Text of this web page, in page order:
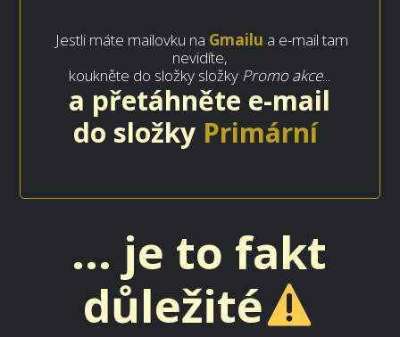
Jestli máte mailovku na Gmailu a e-mail tam
nevidíte,
koukněte do složky složky Promo akce...
a přetáhněte e-mail
do složky Primární
... je to fakt
důležité